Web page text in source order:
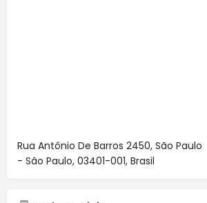
Rua Antônio De Barros 2450, São Paulo
- São Paulo, 03401-001, Brasil